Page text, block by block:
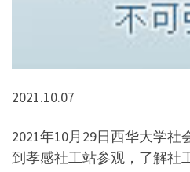
2021.10.07
2021年10月29日西华大学
到孝感社工站参观，了解社